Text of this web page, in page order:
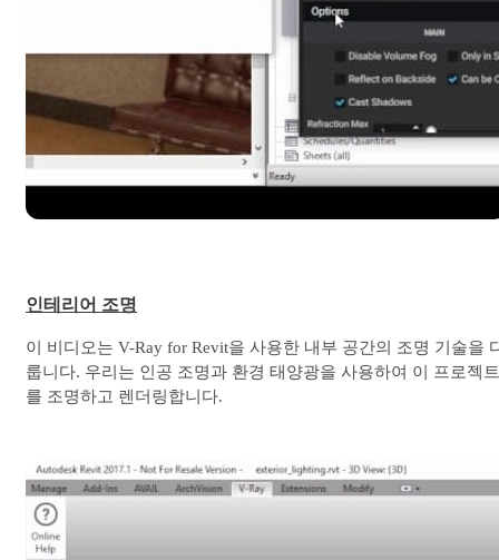
인테리어 조명
이 비디오는 V-Ray for Revit을 사용한 내부 공간의 조명 기술을
룹니다. 우리는 인공 조명과 환경 태양광을 사용하여 이 프로젝트
를 조명하고 렌더링합니다.